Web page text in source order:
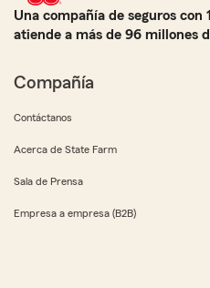
Una compañía de seguros con
atiende a más de 96 millones
Compañía
Contáctanos
Acerca de State Farm
Sala de Prensa
Empresa a empresa (B2B)